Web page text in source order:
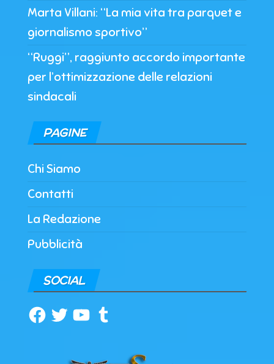
Marta Villani: “La mia vita tra parquet e
giornalismo sportivo”
“Ruggi”, raggiunto accordo importante
per l’ottimizzazione delle relazioni
sindacali
PAGINE
Chi Siamo
Contatti
La Redazione
Pubblicità
SOCIAL
Facebook
TwitterYouTubeTumblr